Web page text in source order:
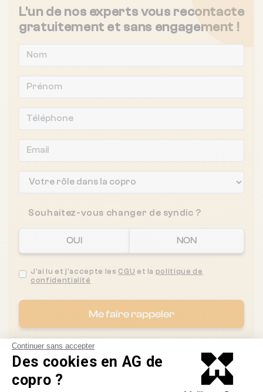
Continuer sans accepter
Des cookies en AG de
copro ?
L'un de nos experts vous recontacte
gratuitement et sans engagement !
Souhaitez-vous changer de syndic ?
OUI NON
J'ai lu et j'accepte les CGU et la politique de
confidentialité
Me faire rappeler
Les syndics proches de